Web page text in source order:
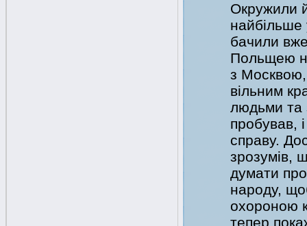
Окружили
найбільше
бачили
Польщею
з Москвою,
вільним
людьми та
пробував,
справу.
зрозумів,
думати про
народу,
охороною
тепер